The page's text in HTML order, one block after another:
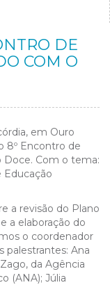
DE
COM O
em Ouro
8º Encontro de
Doce. Com o tema:
Educação
a revisão do Plano
a elaboração do
o coordenador
palestrantes: Ana
da Agência
(ANA); Júlia